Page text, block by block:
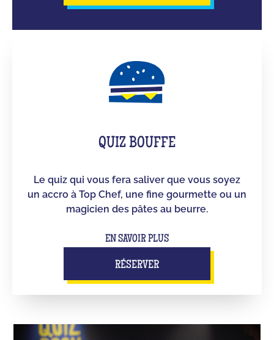
QUIZ BOUFFE
Le quiz qui vous fera saliver que vous soyez
un accro à Top Chef, une fine gourmette ou un
magicien des pâtes au beurre.
EN SAVOIR PLUS
RÉSERVER